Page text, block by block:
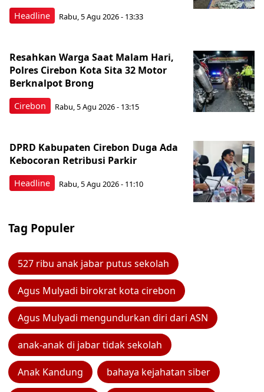
Headline Rabu, 5 Agu 2026 - 13:33
Cirebon
Resahkan Warga Saat Malam Hari,
Polres Cirebon Kota Sita 32 Motor
Berknalpot Brong
Rabu, 5 Agu 2026 - 13:15
Headline
DPRD Kabupaten Cirebon Duga Ada
Kebocoran Retribusi Parkir
Rabu, 5 Agu 2026 - 11:10
Tag Populer
527 ribu anak jabar putus sekolah
Agus Mulyadi birokrat kota cirebon
Agus Mulyadi mengundurkan diri dari ASN
anak-anak di jabar tidak sekolah
Anak Kandung bahaya kejahatan siber